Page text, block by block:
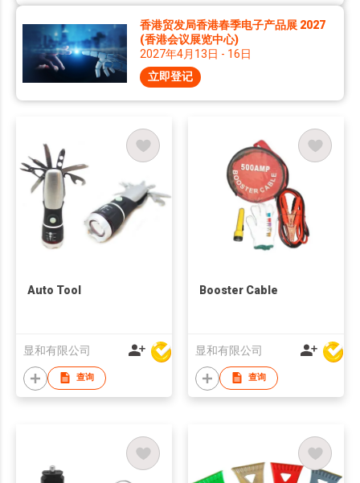
香港贸发局香港春季电子产品展 2027
(香港会议展览中心)
2027年4月13日 - 16日
立即登记
Auto Tool
显和有限公司
查询
Booster Cable
显和有限公司
查询